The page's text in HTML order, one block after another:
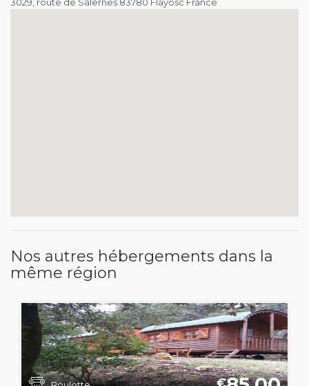
Nos autres hébergements dans la
même région